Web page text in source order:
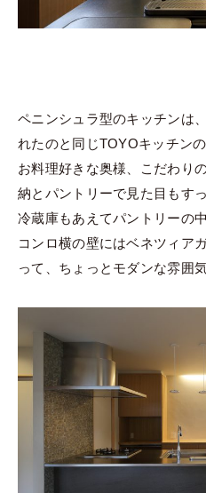
ペニンシュラ型のキッチンは
れたのと同じTOYOキッチンの
お料理好きな奥様、こだわり
納とパントリーで見た目もす
冷蔵庫もあえてパントリーの
コンロ横の壁にはベネツィア
って、ちょっとモダンな雰囲気